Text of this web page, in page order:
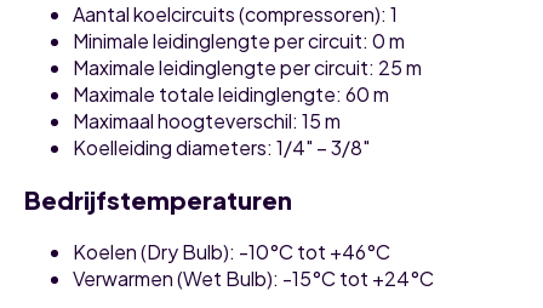
Aantal koelcircuits (compressoren): 1
Minimale leidinglengte per circuit: 0 m
Maximale leidinglengte per circuit: 25 m
Maximale totale leidinglengte: 60 m
Maximaal hoogteverschil: 15 m
Koelleiding diameters: 1/4" – 3/8"
Bedrijfstemperaturen
Koelen (Dry Bulb): -10°C tot +46°C
Verwarmen (Wet Bulb): -15°C tot +24°C